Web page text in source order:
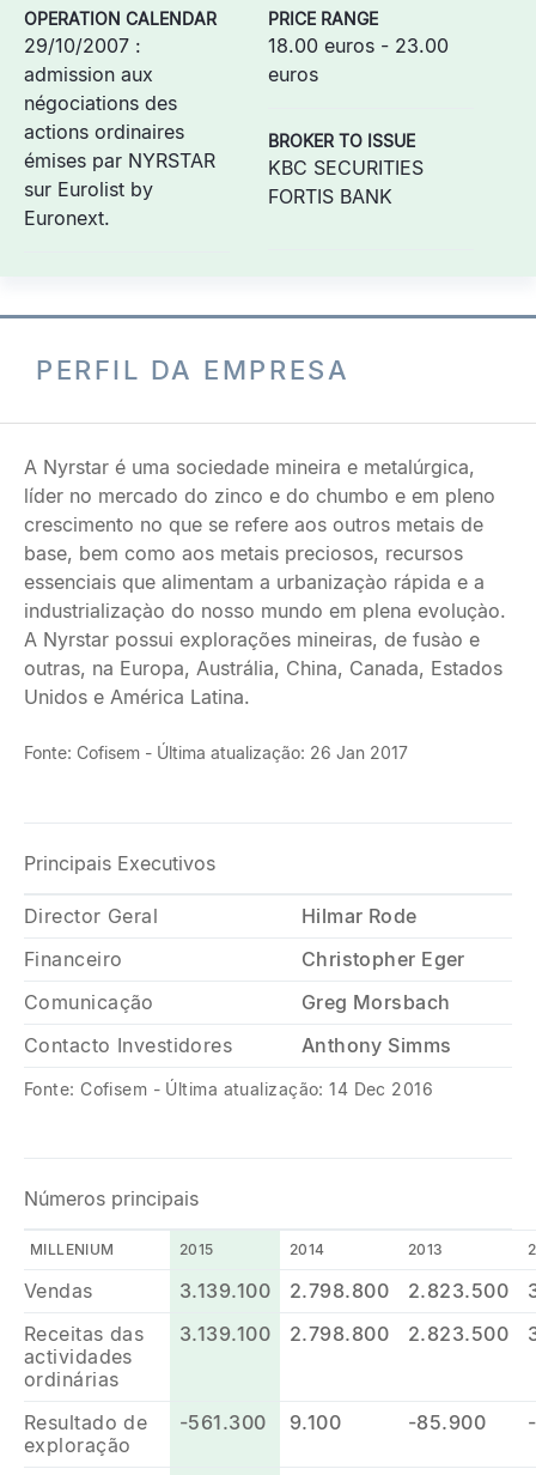
OPERATION CALENDAR
29/10/2007 :
admission aux
négociations des
actions ordinaires
émises par NYRSTAR
sur Eurolist by
Euronext.
PRICE RANGE
18.00 euros - 23.00
euros
BROKER TO ISSUE
KBC SECURITIES
FORTIS BANK
PERFIL DA EMPRESA
A Nyrstar é uma sociedade mineira e metalúrgica,
líder no mercado do zinco e do chumbo e em pleno
crescimento no que se refere aos outros metais de
base, bem como aos metais preciosos, recursos
essenciais que alimentam a urbanizaçào rápida e a
industrializaçào do nosso mundo em plena evoluçào.
A Nyrstar possui explorações mineiras, de fusào e
outras, na Europa, Austrália, China, Canada, Estados
Unidos e América Latina.
Fonte: Cofisem - Última atualização: 26 Jan 2017
Principais Executivos
Director Geral
Hilmar Rode
Financeiro
Christopher Eger
Comunicação
Greg Morsbach
Contacto Investidores
Anthony Simms
Fonte: Cofisem - Última atualização: 14 Dec 2016
Números principais
MILLENIUM 2015 2014 2013
Vendas 3.139.100 2.798.800 2.823.500
Receitas das
actividades
ordinárias
3.139.100 2.798.800 2.823.500
Resultado de
exploração
-561.300 9.100 -85.900